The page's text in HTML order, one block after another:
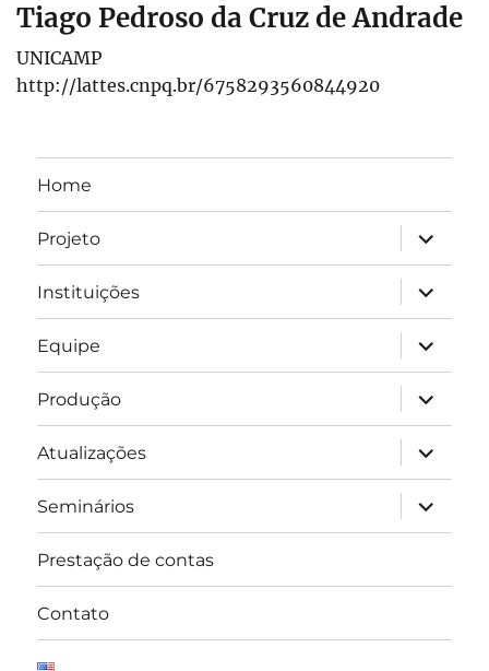
Tiago Pedroso da Cruz de Andrade
UNICAMP
http://lattes.cnpq.br/6758293560844920
Home
Projeto
expandir
Instituições
expandir
Equipe
expandir
Produção
expandir
Atualizações
expandir
Seminários
expandir
Prestação de contas
Contato